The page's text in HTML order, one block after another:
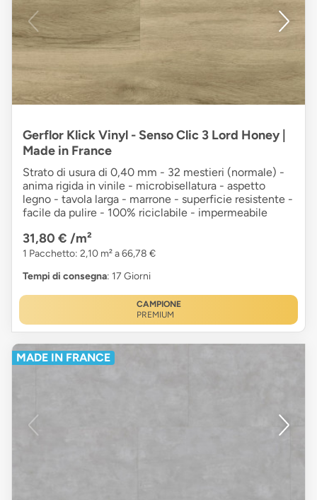
Gerflor Klick Vinyl - Senso Clic 3 Lord Honey |
Made in France
Strato di usura di 0,40 mm - 32 mestieri (normale) -
anima rigida in vinile - microbisellatura - aspetto
legno - tavola larga - marrone - superficie resistente -
facile da pulire - 100% riciclabile - impermeabile
31,80 € /m²
1 Pacchetto: 2,10 m² a 66,78 €
Tempi di consegna: 17 Giorni
CAMPIONE
PREMIUM
MADE IN FRANCE